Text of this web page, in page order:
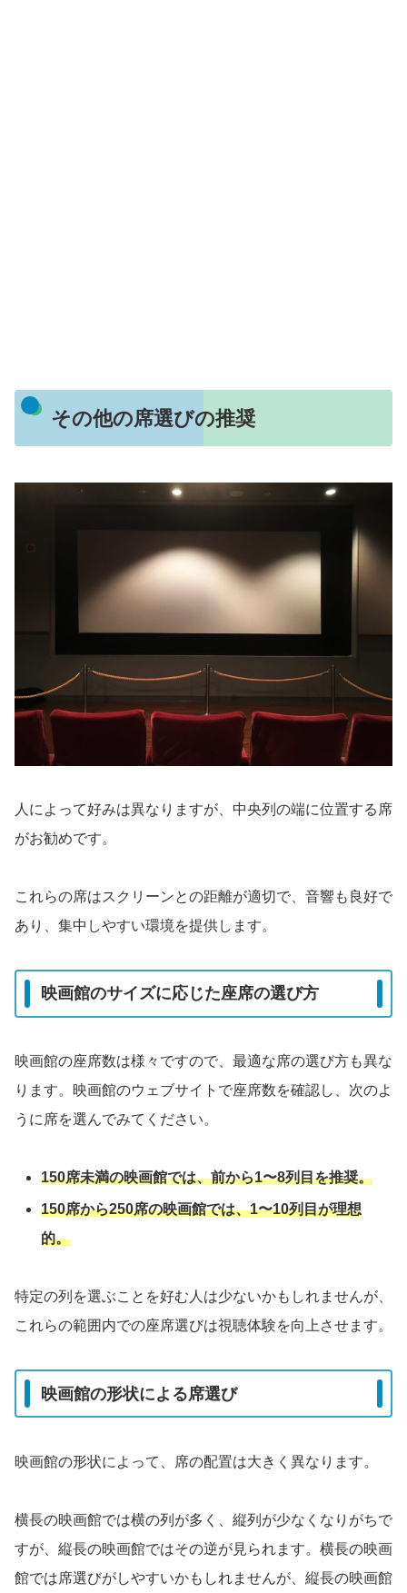
その他の席選びの推奨
人によって好みは異なりますが、中央列の端に位置する席
がお勧めです。
これらの席はスクリーンとの距離が適切で、音響も良好で
あり、集中しやすい環境を提供します。
映画館のサイズに応じた座席の選び方
映画館の座席数は様々ですので、最適な席の選び方も異な
ります。映画館のウェブサイトで座席数を確認し、次のよ
うに席を選んでみてください。
150席未満の映画館では、前から1〜8列目を推奨。
150席から250席の映画館では、1〜10列目が理想
的。
特定の列を選ぶことを好む人は少ないかもしれませんが、
これらの範囲内での座席選びは視聴体験を向上させます。
映画館の形状による席選び
映画館の形状によって、席の配置は大きく異なります。
横長の映画館では横の列が多く、縦列が少なくなりがちで
すが、縦長の映画館ではその逆が見られます。横長の映画
館では席選びがしやすいかもしれませんが、縦長の映画館